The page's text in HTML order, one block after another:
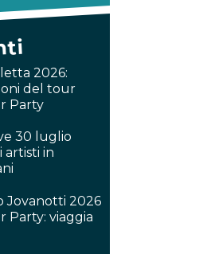
2026:
del tour
Party
30 luglio
artisti in
Jovanotti 2026
Party: viaggia